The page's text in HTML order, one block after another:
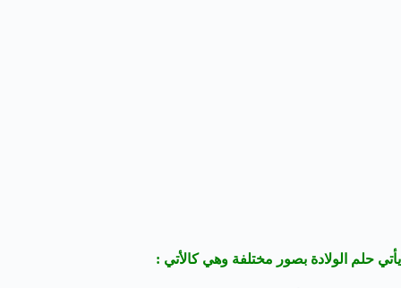
يأتي حلم الولادة بصور مختلفة وهي كالأتي :